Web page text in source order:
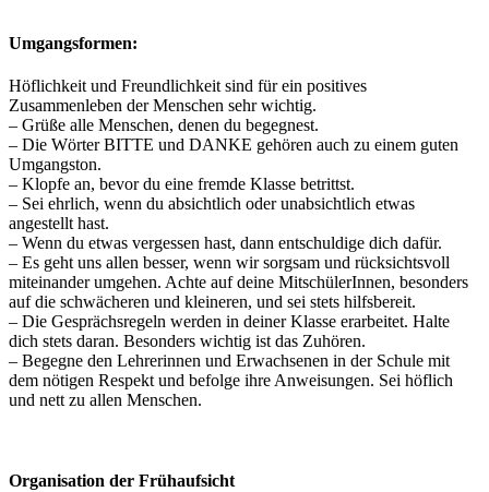
Umgangsformen:
Höflichkeit und Freundlichkeit sind für ein positives
Zusammenleben der Menschen sehr wichtig.
– Grüße alle Menschen, denen du begegnest.
– Die Wörter BITTE und DANKE gehören auch zu einem guten
Umgangston.
– Klopfe an, bevor du eine fremde Klasse betrittst.
– Sei ehrlich, wenn du absichtlich oder unabsichtlich etwas
angestellt hast.
– Wenn du etwas vergessen hast, dann entschuldige dich dafür.
– Es geht uns allen besser, wenn wir sorgsam und rücksichtsvoll
miteinander umgehen. Achte auf deine MitschülerInnen, besonders
auf die schwächeren und kleineren, und sei stets hilfsbereit.
– Die Gesprächsregeln werden in deiner Klasse erarbeitet. Halte
dich stets daran. Besonders wichtig ist das Zuhören.
– Begegne den Lehrerinnen und Erwachsenen in der Schule mit
dem nötigen Respekt und befolge ihre Anweisungen. Sei höflich
und nett zu allen Menschen.
Organisation der Frühaufsicht